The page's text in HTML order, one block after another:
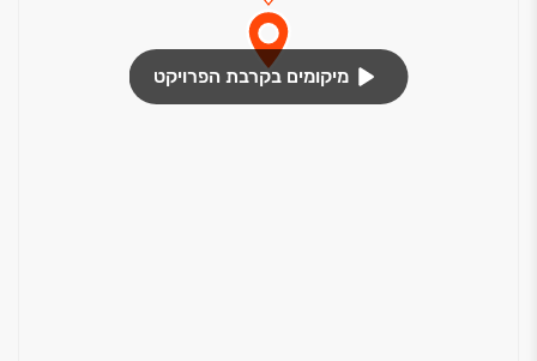
מיקומים בקרבת הפרויקט